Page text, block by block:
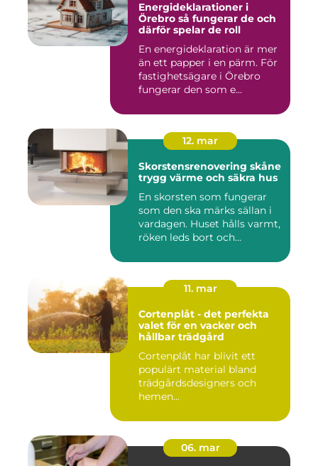
Energideklarationer i
Örebro så fungerar de och
därför spelar de roll
En energideklaration är mer
än ett papper i en pärm. För
fastighetsägare i Örebro
fungerar den som e...
12. mar
Skorstensrenovering skåne
trygg värme och säkra hus
En skorsten som fungerar
som den ska märks sällan i
vardagen. Huset hålls varmt,
röken leds bort och...
11. mar
Cortenplåt - det perfekta
valet för en vacker och
hållbar trädgård
Cortenplåt har blivit ett
populärt material bland
trädgårdsdesigners och
hemen...
06. mar